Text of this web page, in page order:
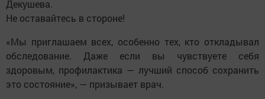
Декушева.
Не оставайтесь в стороне!
«Мы приглашаем всех, особенно тех, кто откладывал
обследование. Даже если вы чувствуете себя
здоровым, профилактика — лучший способ сохранить
это состояние», — призывает врач.